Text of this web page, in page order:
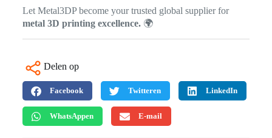
Let Metal3DP become your trusted global supplier for
metal 3D printing excellence.🌍
Delen op
Facebook Twitteren LinkedIn
WhatsAppen E-mail